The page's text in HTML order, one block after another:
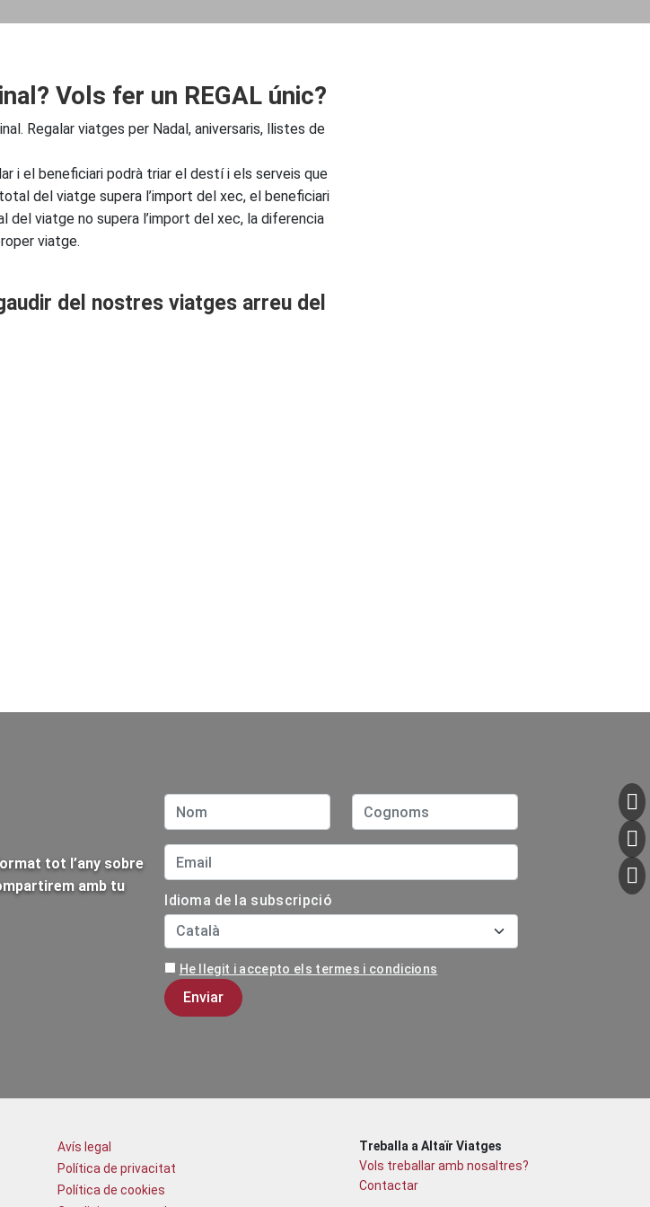
Vols fer un REGAL únic?
Regalar viatges per Nadal, aniversaris, llistes de
i el beneficiari podrà triar el destí i els serveis que
del viatge supera l’import del xec, el beneficiari
del viatge no supera l’import del xec, la diferencia
viatge.
del nostres viatges arreu del
tot l’any sobre
amb tu
Idioma de la subscripció
He llegit i accepto els termes i condicions
Avís legal
Política de privacitat
Política de cookies
Treballa a Altaïr Viatges
Vols treballar amb nosaltres?
Contactar